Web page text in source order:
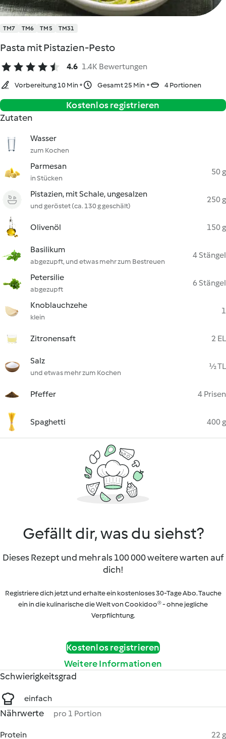
TM7 TM6 TM5 TM31
Pasta mit Pistazien-Pesto
4.6 1.4K Bewertungen
Vorbereitung 10 Min Gesamt 25 Min 4 Portionen
Kostenlos registrieren
Zutaten
Wasser
zum Kochen
Parmesan
in Stücken
50 g
Pistazien, mit Schale, ungesalzen
und geröstet (ca. 130 g geschält)
250 g
Olivenöl 150 g
Basilikum
abgezupft, und etwas mehr zum Bestreuen
4 Stängel
Petersilie
abgezupft
6 Stängel
Knoblauchzehe
klein
1
Zitronensaft 2 EL
Salz
und etwas mehr zum Kochen
½ TL
Pfeffer 4 Prisen
Spaghetti 400 g
Gefällt dir, was du siehst?
Dieses Rezept und mehr als 100 000 weitere warten auf
dich!
Registriere dich jetzt und erhalte ein kostenloses 30-Tage Abo. Tauche
ein in die kulinarische die Welt von Cookidoo® - ohne jegliche
Verpflichtung.
Kostenlos registrieren
Weitere Informationen
Schwierigkeitsgrad
einfach
Nährwerte pro 1 Portion
Protein
22 g